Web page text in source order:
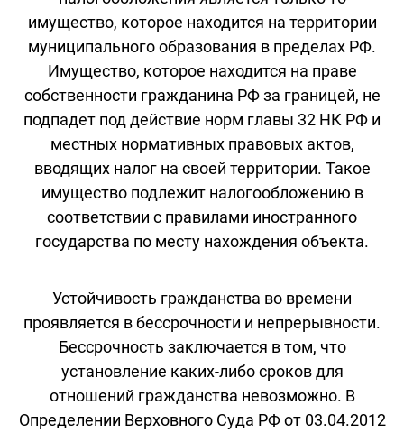
имущество, которое находится на территории
муниципального образования в пределах РФ.
Имущество, которое находится на праве
собственности гражданина РФ за границей, не
подпадет под действие норм главы 32 НК РФ и
местных нормативных правовых актов,
вводящих налог на своей территории. Такое
имущество подлежит налогообложению в
соответствии с правилами иностранного
государства по месту нахождения объекта.
Устойчивость гражданства во времени
проявляется в бессрочности и непрерывности.
Бессрочность заключается в том, что
установление каких-либо сроков для
отношений гражданства невозможно. В
Определении Верховного Суда РФ от 03.04.2012